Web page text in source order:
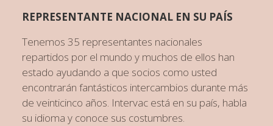
REPRESENTANTE NACIONAL EN SU PAÍS
Tenemos 35 representantes nacionales
repartidos por el mundo y muchos de ellos han
estado ayudando a que socios como usted
encontrarán fantásticos intercambios durante más
de veinticinco años. Intervac está en su país, habla
su idioma y conoce sus costumbres.